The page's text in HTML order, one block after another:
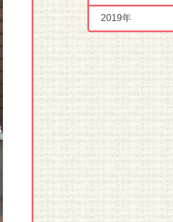
2019年